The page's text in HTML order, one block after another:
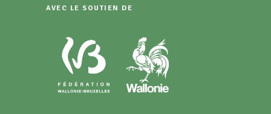
AVEC LE SOUTIEN DE